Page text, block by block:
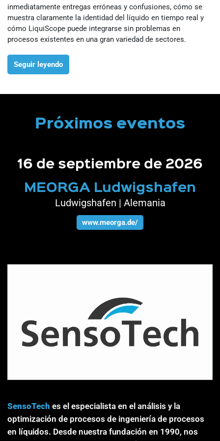
inmediatamente entregas erróneas y confusiones, cómo se
muestra claramente la identidad del líquido en tiempo real y
cómo LiquiScope puede integrarse sin problemas en
procesos existentes en una gran variedad de sectores.
Seguir leyendo
Próximos eventos
16 de septiembre de 2026
MEORGA Ludwigshafen
Ludwigshafen | Alemania
www.meorga.de/
SensoTech es el especialista en el análisis y la
optimización de procesos de ingeniería de procesos
en líquidos. Desde nuestra fundación en 1990, nos